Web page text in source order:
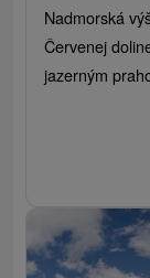
Nadmorská
Červenej
jazerným